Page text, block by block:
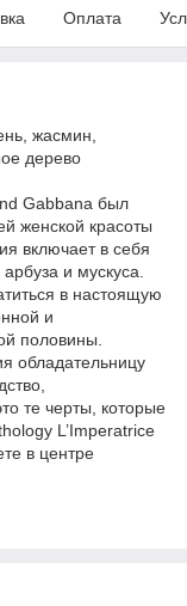
Оплата
жасмин,
дерево
Gabbana был
женской красоты
включает в себя
и мускуса.
в настоящую
и
половины.
обладательницу
те черты, которые
L’Imperatrice
в центре